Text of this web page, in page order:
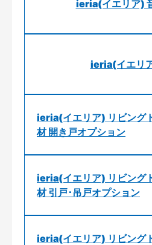
ieria(イエリア)
ieria(イエリ
ieria(イエリア) リビング
材 開き戸オプション
ieria(イエリア) リビング
材 引戸･吊戸オプション
ieria(イエリア) リビング